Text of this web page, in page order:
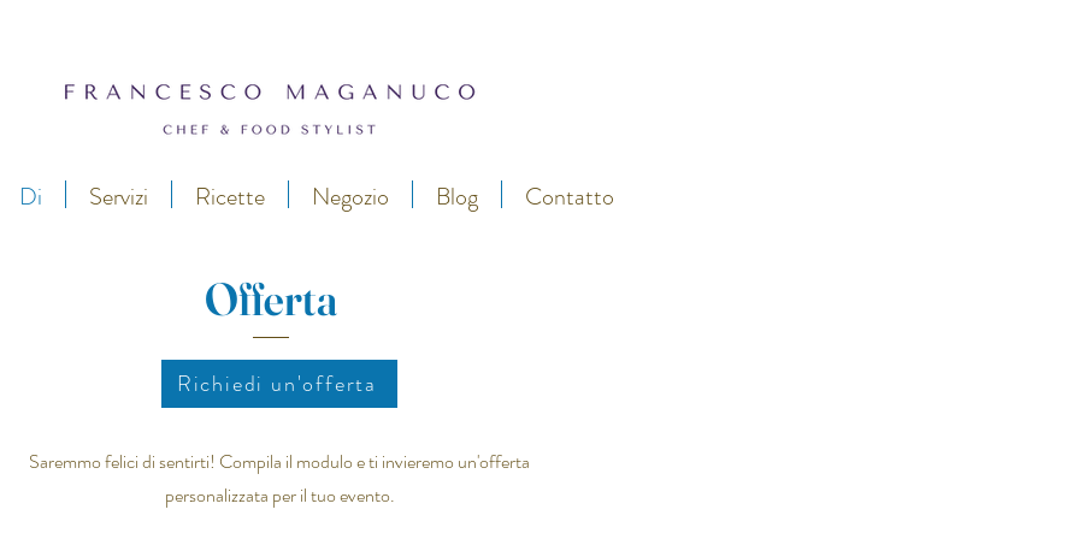
Di Servizi Ricette Negozio Blog Contatto
Offerta
Richiedi un'offerta
Saremmo felici di sentirti! Compila il modulo e ti invieremo un'offerta
personalizzata per il tuo evento.